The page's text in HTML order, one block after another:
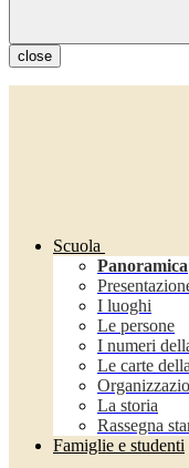
close
Scuola
Panoramica
I luoghi
Le persone
I numeri
Le carte
La storia
Rassegna
Famiglie e studenti